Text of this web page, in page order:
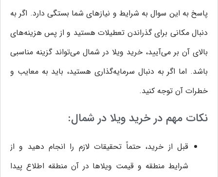
پاسخ به این سوال به شرایط و نیازهای شما بستگی دارد. اگر به
دنبال مکانی برای گذراندن تعطیلات هستید و از پس هزینه‌های
بالای آن بر می‌آیید، خرید ویلا در شمال می‌تواند گزینه مناسبی
باشد. اما اگر به دنبال سرمایه‌گذاری هستید، باید به معایب و
خطرات آن توجه کنید.
نکات مهم در خرید ویلا در شمال:
قبل از خرید، حتماً تحقیقات لازم را انجام دهید و از
شرایط منطقه و قیمت ویلاها در آن منطقه اطلاع پیدا